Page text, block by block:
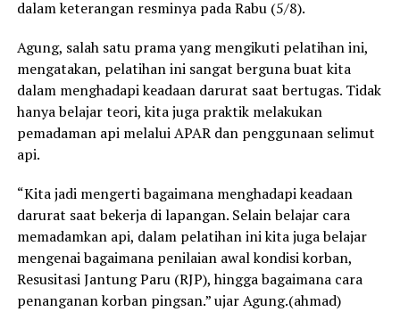
dalam keterangan resminya pada Rabu (5/8).
Agung, salah satu prama yang mengikuti pelatihan ini,
mengatakan, pelatihan ini sangat berguna buat kita
dalam menghadapi keadaan darurat saat bertugas. Tidak
hanya belajar teori, kita juga praktik melakukan
pemadaman api melalui APAR dan penggunaan selimut
api.
“Kita jadi mengerti bagaimana menghadapi keadaan
darurat saat bekerja di lapangan. Selain belajar cara
memadamkan api, dalam pelatihan ini kita juga belajar
mengenai bagaimana penilaian awal kondisi korban,
Resusitasi Jantung Paru (RJP), hingga bagaimana cara
penanganan korban pingsan.” ujar Agung.(ahmad)